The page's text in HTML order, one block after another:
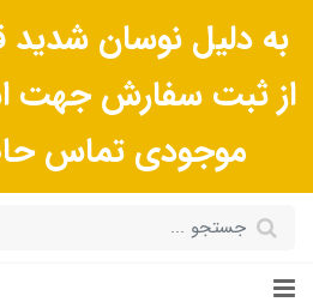
به دلیل نوسان شدید
از ثبت سفارش جهت
موجودی تماس